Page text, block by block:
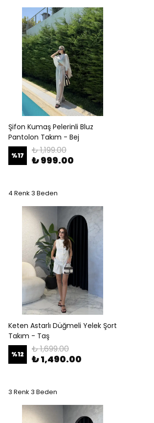
Şifon Kumaş Pelerinli Bluz
Pantolon Takım - Bej
%17 ₺ 1,199.00
₺ 999.00
4 Renk 3 Beden
Keten Astarlı Düğmeli Yelek Şort
Takım - Taş
%12 ₺ 1,699.00
₺ 1,490.00
3 Renk 3 Beden